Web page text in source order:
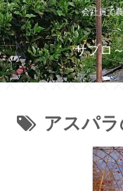
会社員で
サブロ
アスパ